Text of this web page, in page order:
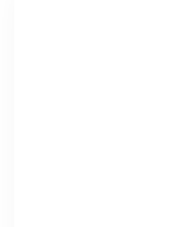
Nous aident à